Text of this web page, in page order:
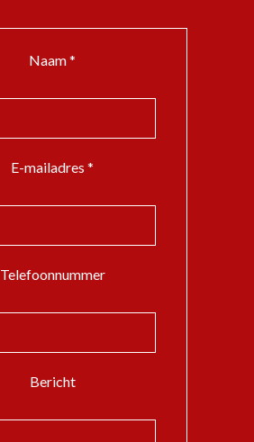
Naam *
E-mailadres *
Telefoonnummer
Bericht